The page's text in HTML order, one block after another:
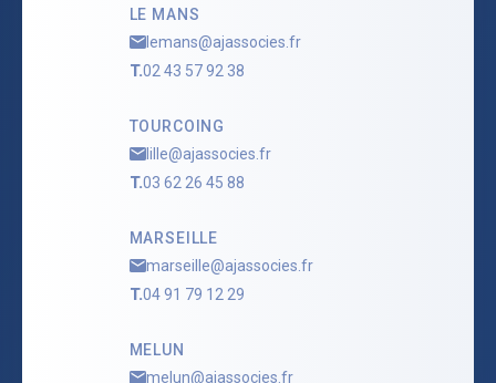
LE MANS
lemans@ajassocies.fr
T.02 43 57 92 38
TOURCOING
lille@ajassocies.fr
T.03 62 26 45 88
MARSEILLE
marseille@ajassocies.fr
T.04 91 79 12 29
MELUN
melun@ajassocies.fr